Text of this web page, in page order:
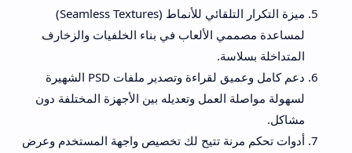
ميزة التكرار التلقائي للأنماط (Seamless Textures)
لمساعدة مصممي الألعاب في بناء الخلفيات والزخارف
المتداخلة بسلاسة.
دعم كامل وعميق لقراءة وتصدير ملفات PSD الشهيرة
لسهولة مواصلة العمل وتعديله بين الأجهزة المختلفة دون
مشاكل.
أدوات تحكم مرنة تتيح لك تخصيص واجهة المستخدم وعرض